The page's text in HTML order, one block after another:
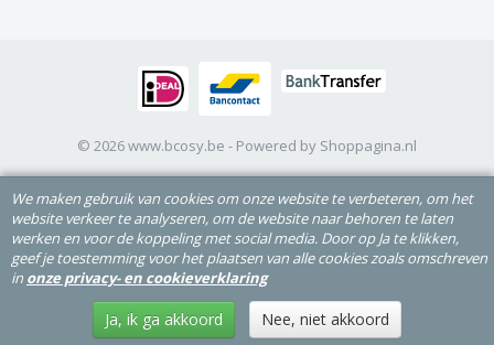
© 2026 www.bcosy.be - Powered by Shoppagina.nl
We maken gebruik van cookies om onze website te verbeteren, om het
website verkeer te analyseren, om de website naar behoren te laten
werken en voor de koppeling met social media. Door op Ja te klikken,
geef je toestemming voor het plaatsen van alle cookies zoals omschreven
in onze privacy- en cookieverklaring
Ja, ik ga akkoord Nee, niet akkoord